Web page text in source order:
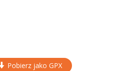
Pobierz jako GPX